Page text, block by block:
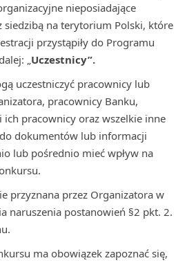
nieposiadające
siedzibą na terytorium Polski, które
przystąpiły do Programu
„Uczestnicy”.
uczestniczyć pracownicy lub
pracownicy Banku,
pracownicy oraz wszelkie inne
dokumentów lub informacji
lub pośrednio mieć wpływ na
przyznana przez Organizatora w
naruszenia postanowień §2 pkt. 2.
ma obowiązek zapoznać się,